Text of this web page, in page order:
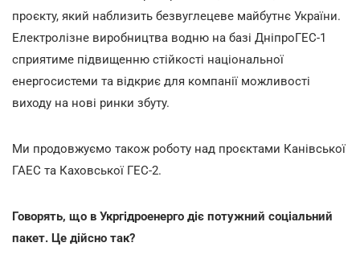
проєкту, який наблизить безвуглецеве майбутнє України.
Електролізне виробництва водню на базі ДніпроГЕС-1
сприятиме підвищенню стійкості національної
енергосистеми та відкриє для компанії можливості
виходу на нові ринки збуту.
Ми продовжуємо також роботу над проєктами Канівської
ГАЕС та Каховської ГЕС-2.
Говорять, що в Укргідроенерго діє потужний соціальний
пакет. Це дійсно так?